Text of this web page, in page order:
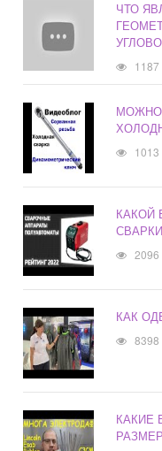
ЧТО
1187
МОЖНО
1013
КАКОЙ
2096
КАК
8398
КАКИЕ